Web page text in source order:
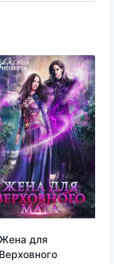
Жена для
Верховного